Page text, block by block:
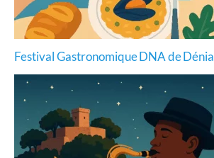
Festival Gastronomique DNA de Dénia